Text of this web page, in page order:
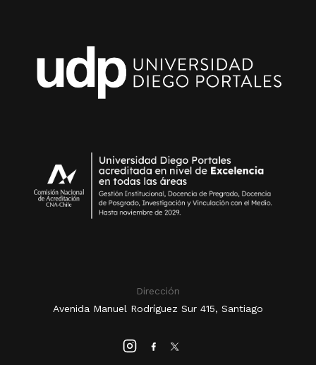
Dirección
Avenida Manuel Rodríguez Sur 415, Santiago